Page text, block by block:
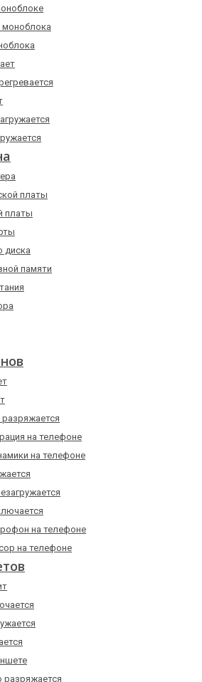
платы
платы
диска
памяти
на телефоне
на телефоне
на телефоне
на телефоне